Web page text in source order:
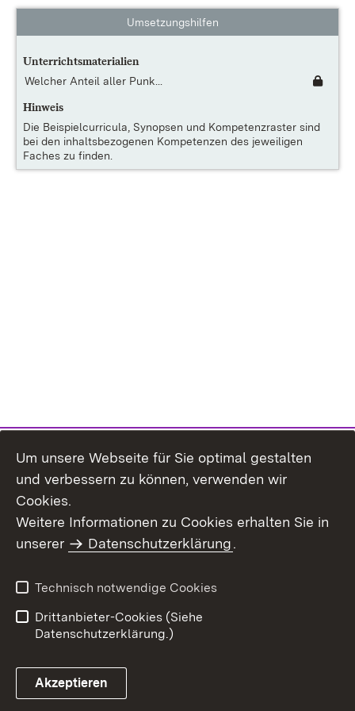
Umsetzungshilfen
Unterrichtsmaterialien
Welcher Anteil aller Punk...
Hinweis
Die Beispielcurricula, Synopsen und Kompetenzraster sind
bei den inhaltsbezogenen Kompetenzen des jeweiligen
Faches zu finden.
Um unsere Webseite für Sie optimal gestalten
und verbessern zu können, verwenden wir
Cookies.
Weitere Informationen zu Cookies erhalten Sie in
unserer
Datenschutzerklärung.
Technisch notwendige Cookies
Drittanbieter-Cookies (Siehe
Datenschutzerklärung.)
Akzeptieren